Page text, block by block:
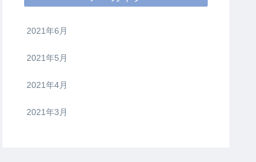
2021年6月
2021年5月
2021年4月
2021年3月